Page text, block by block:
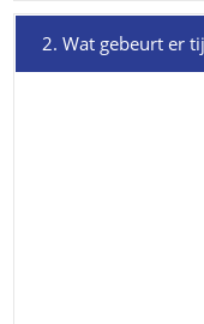
2. Wat gebeurt er